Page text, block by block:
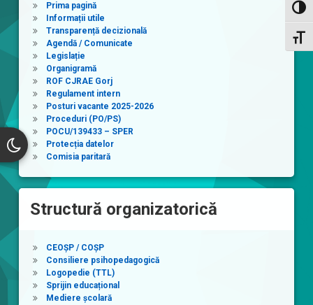
Prima pagină
Informații utile
Transparență decizională
Agendă / Comunicate
Legislație
Organigramă
ROF CJRAE Gorj
Regulament intern
Posturi vacante 2025-2026
Proceduri (PO/PS)
POCU/139433 – SPER
Protecția datelor
Comisia paritară
Structură organizatorică
CEOȘP / COȘP
Consiliere psihopedagogică
Logopedie (TTL)
Sprijin educațional
Mediere școlară